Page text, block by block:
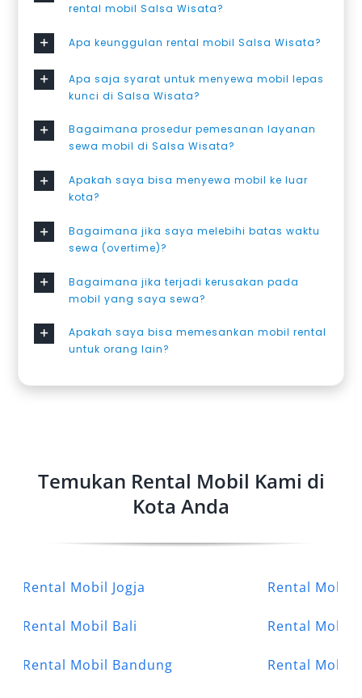
rental mobil Salsa Wisata?
Apa keunggulan rental mobil Salsa Wisata?
Apa saja syarat untuk menyewa mobil lepas
kunci di Salsa Wisata?
Bagaimana prosedur pemesanan layanan
sewa mobil di Salsa Wisata?
Apakah saya bisa menyewa mobil ke luar
kota?
Bagaimana jika saya melebihi batas waktu
sewa (overtime)?
Bagaimana jika terjadi kerusakan pada
mobil yang saya sewa?
Apakah saya bisa memesankan mobil rental
untuk orang lain?
Temukan Rental Mobil Kami di
Kota Anda
Rental Mobil Jogja
Rental Mobil Bali
Rental Mobil Bandung
Rental Mobil
Rental Mobil
Rental Mobil